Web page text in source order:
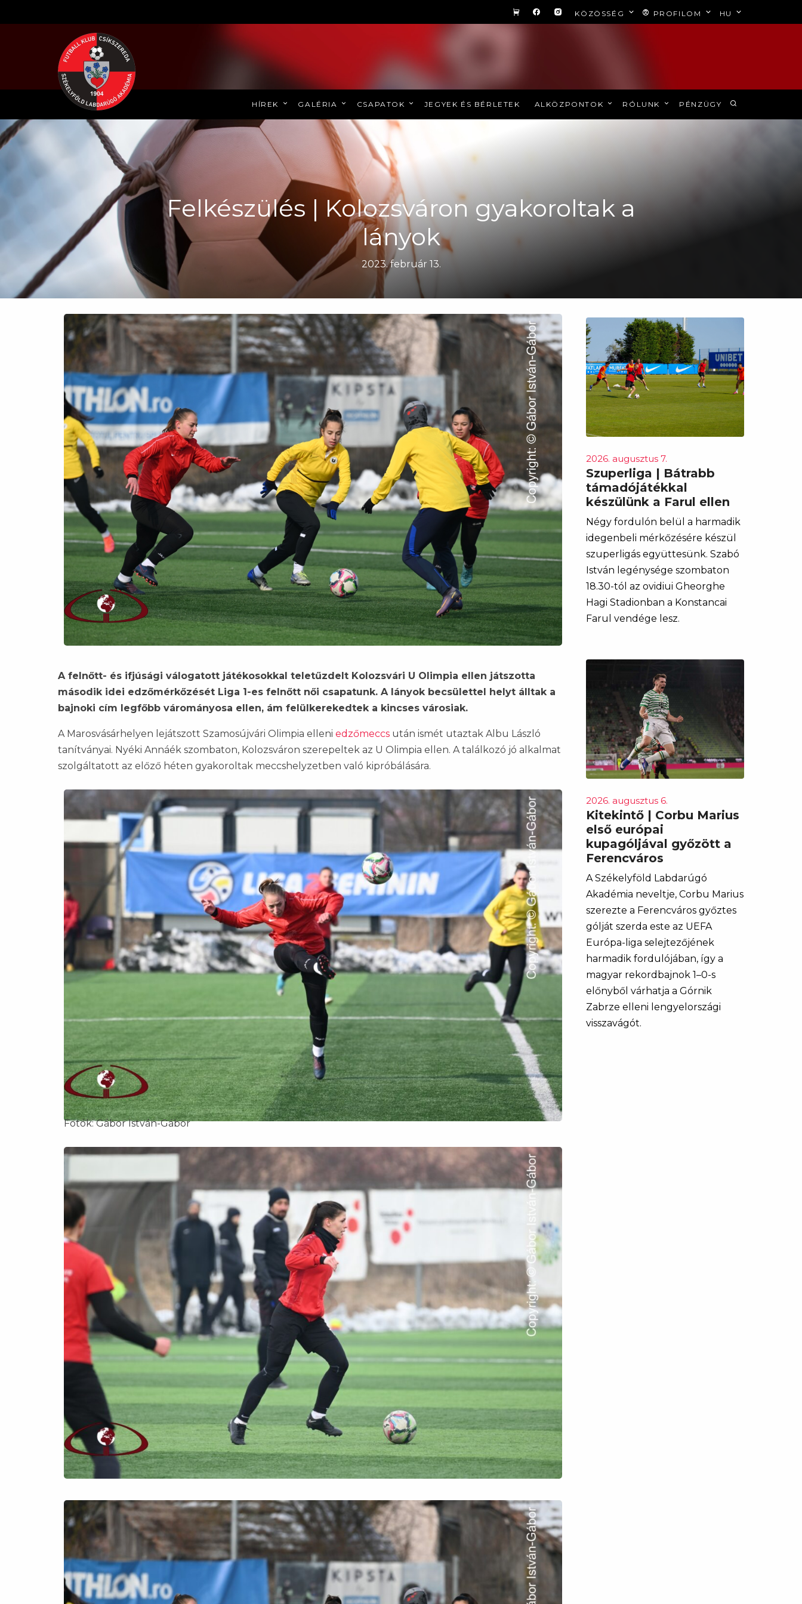
KÖZÖSSÉG PROFILOM HU
HÍREK GALÉRIA CSAPATOK JEGYEK ÉS BÉRLETEK ALKÖZPONTOK RÓLUNK PÉNZÜGY
Felkészülés | Kolozsváron gyakoroltak a
lányok
2023. február 13.
A felnőtt- és ifjúsági válogatott játékosokkal teletűzdelt Kolozsvári U Olimpia ellen játszotta
második idei edzőmérkőzését Liga 1-es felnőtt női csapatunk. A lányok becsülettel helyt álltak a
bajnoki cím legfőbb várományosa ellen, ám felülkerekedtek a kincses városiak.
A Marosvásárhelyen lejátszott Szamosújvári Olimpia elleni edzőmeccs után ismét utaztak Albu László
tanítványai. Nyéki Annáék szombaton, Kolozsváron szerepeltek az U Olimpia ellen. A találkozó jó alkalmat
szolgáltatott az előző héten gyakoroltak meccshelyzetben való kipróbálására.
Fotók: Gábor István-Gábor
2026. augusztus 7.
Szuperliga | Bátrabb
támadójátékkal
készülünk a Farul ellen
Négy fordulón belül a harmadik
idegenbeli mérkőzésére készül
szuperligás együttesünk. Szabó
István legénysége szombaton
18.30-tól az ovidiui Gheorghe
Hagi Stadionban a Konstancai
Farul vendége lesz.
2026. augusztus 6.
Kitekintő | Corbu Marius
első európai
kupagóljával győzött a
Ferencváros
A Székelyföld Labdarúgó
Akadémia neveltje, Corbu Marius
szerezte a Ferencváros győztes
gólját szerda este az UEFA
Európa-liga selejtezőjének
harmadik fordulójában, így a
magyar rekordbajnok 1–0-s
előnyből várhatja a Górnik
Zabrze elleni lengyelországi
visszavágót.